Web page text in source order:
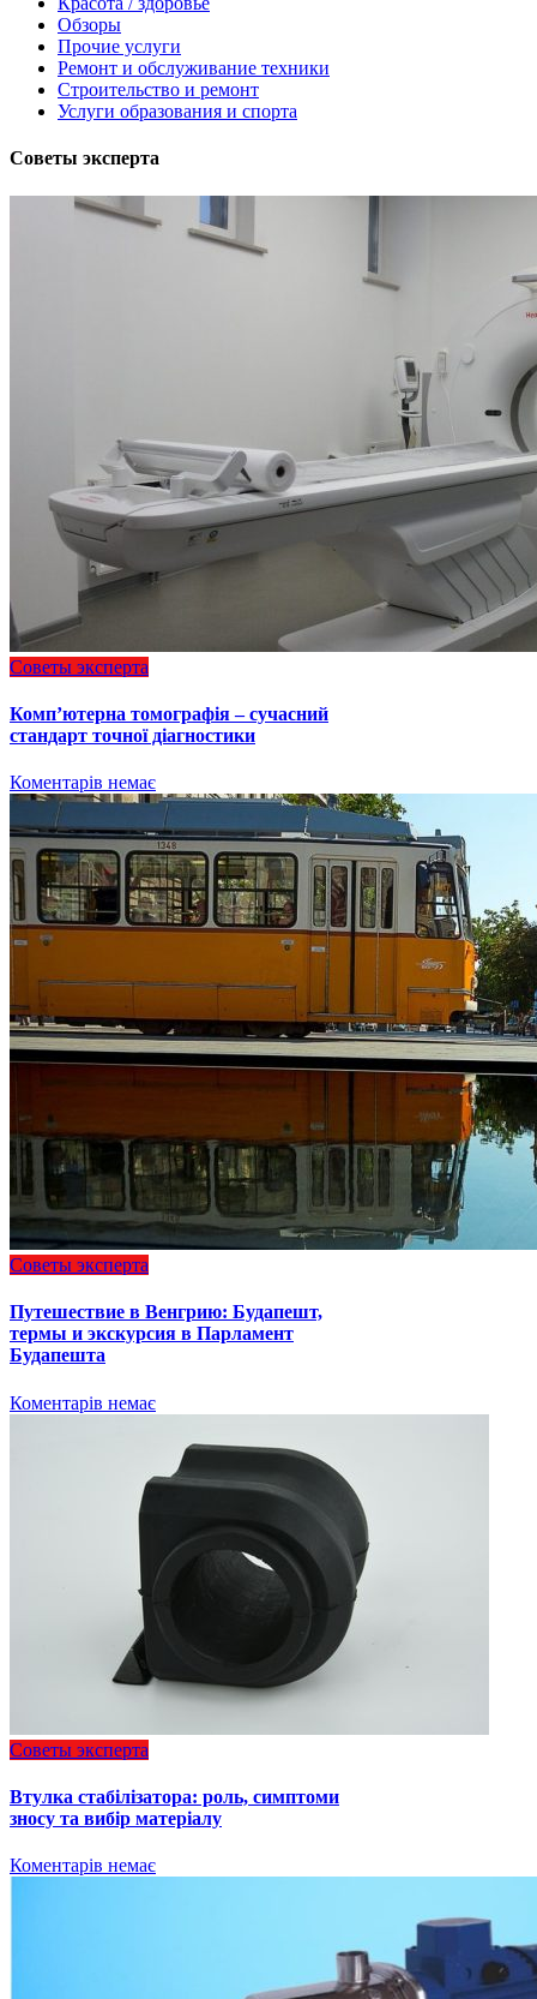
Обзоры
Прочие услуги
Ремонт и обслуживание техники
Строительство и ремонт
Услуги образования и спорта
Советы эксперта
Советы эксперта
Комп’ютерна томографія – сучасний
стандарт точної діагностики
Коментарів немає
Советы эксперта
Путешествие в Венгрию: Будапешт,
термы и экскурсия в Парламент
Будапешта
Коментарів немає
Советы эксперта
Втулка стабілізатора: роль, симптоми
зносу та вибір матеріалу
Коментарів немає